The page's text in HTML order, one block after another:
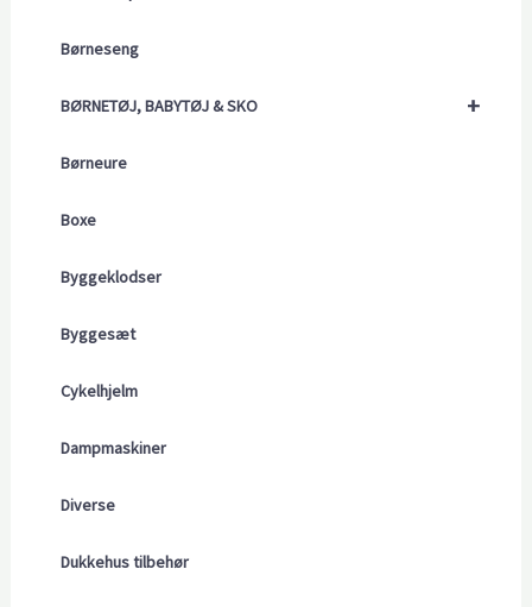
Børneseng
+
BØRNETØJ, BABYTØJ & SKO
Børneure
Boxe
Byggeklodser
Byggesæt
Cykelhjelm
Dampmaskiner
Diverse
Dukkehus tilbehør